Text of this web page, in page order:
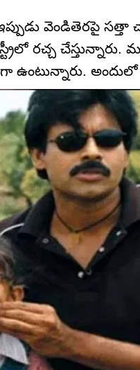
ఇప్పుడు వెండితెరపై
రచ్చ చేస్తున్నారు.
అందులో